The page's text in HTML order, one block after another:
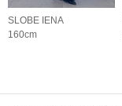
SLOBE IENA
160cm